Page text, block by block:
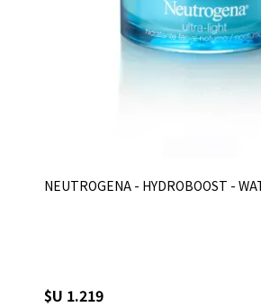
NEUTROGENA - HYDROBOOST -
$U 1.219